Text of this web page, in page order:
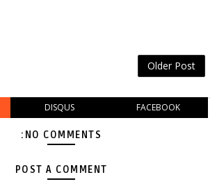
Older Post
DISQUS FACEBOOK
NO COMMENTS:
POST A COMMENT